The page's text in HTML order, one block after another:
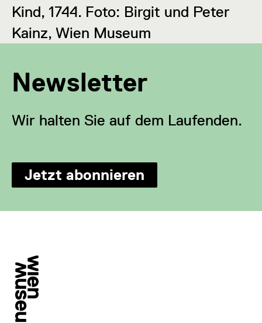
Kind, 1744. Foto: Birgit und Peter
Kainz, Wien Museum
Newsletter
Wir halten Sie auf dem Laufenden.
Jetzt abonnieren